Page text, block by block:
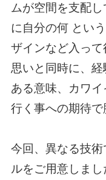
ムが空間を支配
に自分の何 とい
ザインなど入っ
思いと同時に、
ある意味、カワ
行く事への期待で
今回、異なる技
ルをご用意しま